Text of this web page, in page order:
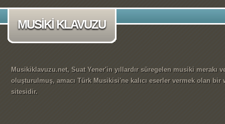
MUSİKİ KLAVUZU
Musikiklavuzu.net, Suat Yener'in yıllardır süregelen musiki merakı
oluşturulmuş, amacı Türk Musikisi'ne kalıcı eserler vermek olan bir
sitesidir.